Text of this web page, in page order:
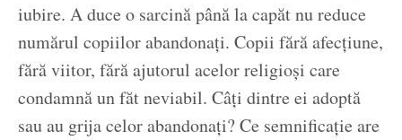
iubire. A duce o sarcină până la capăt nu reduce
numărul copiilor abandonați. Copii fără afecțiune,
fără viitor, fără ajutorul acelor religioși care
condamnă un făt neviabil. Câți dintre ei adoptă
sau au grija celor abandonați? Ce semnificație are